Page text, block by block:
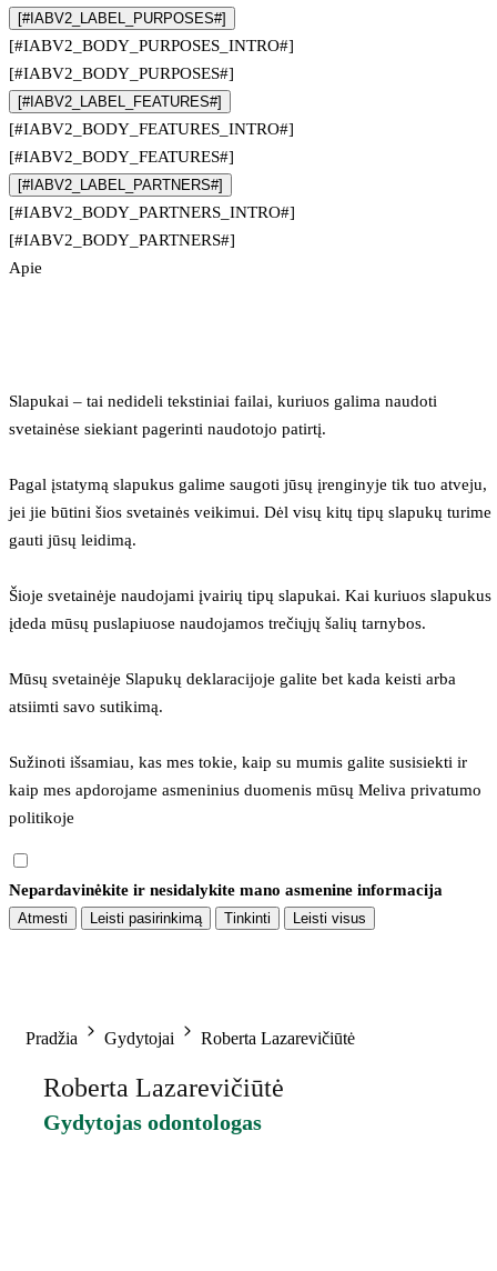
[#IABV2_LABEL_PURPOSES#]
[#IABV2_BODY_PURPOSES_INTRO#]
[#IABV2_BODY_PURPOSES#]
[#IABV2_LABEL_FEATURES#]
[#IABV2_BODY_FEATURES_INTRO#]
[#IABV2_BODY_FEATURES#]
[#IABV2_LABEL_PARTNERS#]
[#IABV2_BODY_PARTNERS_INTRO#]
[#IABV2_BODY_PARTNERS#]
Apie
Slapukai – tai nedideli tekstiniai failai, kuriuos galima naudoti
svetainėse siekiant pagerinti naudotojo patirtį.
Pagal įstatymą slapukus galime saugoti jūsų įrenginyje tik tuo atveju,
jei jie būtini šios svetainės veikimui. Dėl visų kitų tipų slapukų turime
gauti jūsų leidimą.
Šioje svetainėje naudojami įvairių tipų slapukai. Kai kuriuos slapukus
įdeda mūsų puslapiuose naudojamos trečiųjų šalių tarnybos.
Mūsų svetainėje Slapukų deklaracijoje galite bet kada keisti arba
atsiimti savo sutikimą.
Sužinoti išsamiau, kas mes tokie, kaip su mumis galite susisiekti ir
kaip mes apdorojame asmeninius duomenis mūsų Meliva privatumo
politikoje
Nepardavinėkite ir nesidalykite mano asmenine informacija
Atmesti Leisti pasirinkimą Tinkinti Leisti visus
Pradžia Gydytojai Roberta Lazarevičiūtė
Roberta Lazarevičiūtė
Gydytojas odontologas